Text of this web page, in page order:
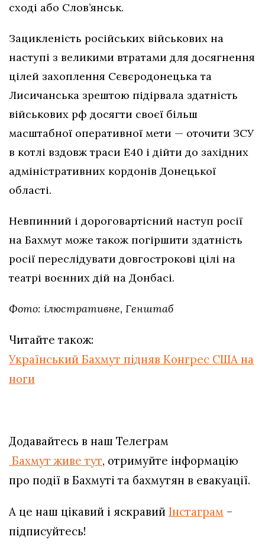
сході або Слов’янськ.
Зацикленість російських військових на
наступі з великими втратами для досягнення
цілей захоплення Сєвєродонецька та
Лисичанська зрештою підірвала здатність
військових рф досягти своєї більш
масштабної оперативної мети — оточити ЗСУ
в котлі вздовж траси Е40 і дійти до західних
адміністративних кордонів Донецької
області.
Невпинний і дороговартісний наступ росії
на Бахмут може також погіршити здатність
росії переслідувати довгострокові цілі на
театрі воєнних дій на Донбасі.
Фото: ілюстративне, Генштаб
Читайте також:
Український Бахмут підняв Конгрес США на
ноги
Додавайтесь в наш Телеграм
Бахмут живе тут, отримуйте інформацію
про події в Бахмуті та бахмутян в евакуації.
А це наш цікавий і яскравий Інстаграм –
підписуйтесь!